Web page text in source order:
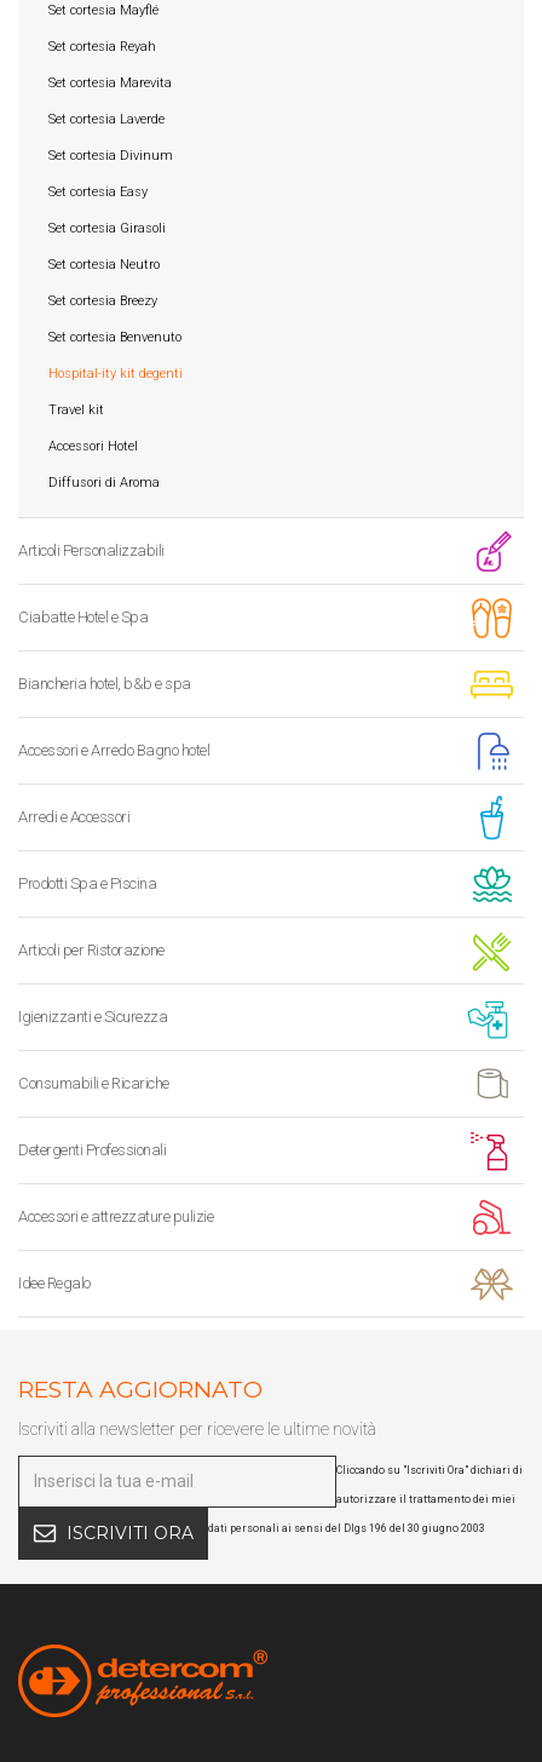
Set cortesia Mayflé
Set cortesia Reyah
Set cortesia Marevita
Set cortesia Laverde
Set cortesia Divinum
Set cortesia Easy
Set cortesia Girasoli
Set cortesia Neutro
Set cortesia Breezy
Set cortesia Benvenuto
Hospital-ity kit degenti
Travel kit
Accessori Hotel
Diffusori di Aroma
Articoli Personalizzabili
Ciabatte Hotel e Spa
Biancheria hotel, b&b e spa
Accessori e Arredo Bagno hotel
Arredi e Accessori
Prodotti Spa e Piscina
Articoli per Ristorazione
Igienizzanti e Sicurezza
Consumabili e Ricariche
Detergenti Professionali
Accessori e attrezzature pulizie
Idee Regalo
RESTA AGGIORNATO
Iscriviti alla newsletter per ricevere le ultime novità
ISCRIVITI ORA
Cliccando su "Iscriviti Ora" dichiari di
autorizzare il trattamento dei miei
dati personali ai sensi del Dlgs 196 del 30 giugno 2003